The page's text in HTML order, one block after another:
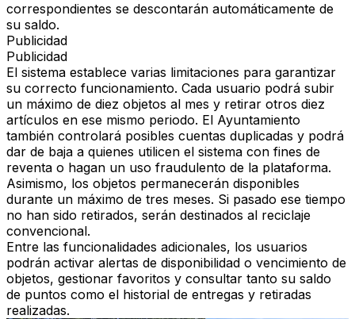
correspondientes se descontarán automáticamente de
su saldo.
Publicidad
Publicidad
El sistema establece varias limitaciones para garantizar
su correcto funcionamiento. Cada usuario podrá subir
un máximo de diez objetos al mes y retirar otros diez
artículos en ese mismo periodo. El Ayuntamiento
también controlará posibles cuentas duplicadas y podrá
dar de baja a quienes utilicen el sistema con fines de
reventa o hagan un uso fraudulento de la plataforma.
Asimismo, los objetos permanecerán disponibles
durante un máximo de tres meses. Si pasado ese tiempo
no han sido retirados, serán destinados al reciclaje
convencional.
Entre las funcionalidades adicionales, los usuarios
podrán activar alertas de disponibilidad o vencimiento de
objetos, gestionar favoritos y consultar tanto su saldo
de puntos como el historial de entregas y retiradas
realizadas.